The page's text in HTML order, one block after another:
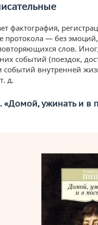
фактография,
— без эмоций,
слов.
событий (поездок,
и событий внутренней
д.
ужинать и в